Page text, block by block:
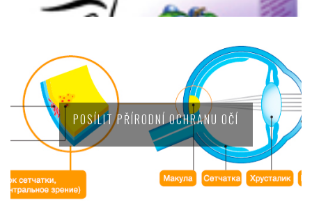
POSÍLIT PŘÍRODNÍ OCHRANU OČÍ